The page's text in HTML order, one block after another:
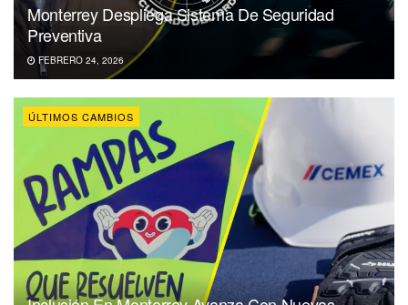
Monterrey Despliega Sistema De Seguridad
Preventiva
FEBRERO 24, 2026
ÚLTIMOS CAMBIOS